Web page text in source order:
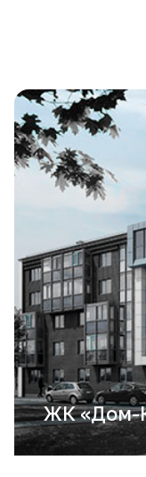
ЖК «Дом-